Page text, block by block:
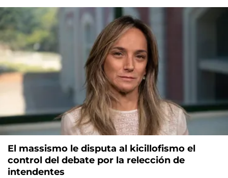
El massismo le disputa al kicillofismo el
control del debate por la relección de
intendentes